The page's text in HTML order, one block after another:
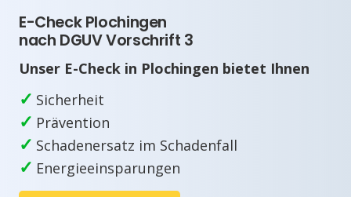
E-Check Plochingen
nach DGUV Vorschrift 3
Unser E-Check in Plochingen bietet Ihnen
✓ Sicherheit
✓ Prävention
✓ Schadenersatz im Schadenfall
✓ Energieeinsparungen